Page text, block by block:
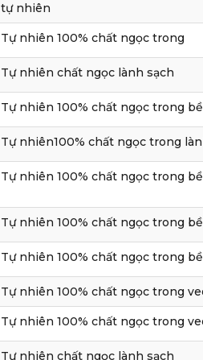
tự nhiên
Tự nhiên 100% chất ngọc trong
Tự nhiên chất ngọc lành sạch
Tự nhiên 100% chất ngọc trong
Tự nhiên100% chất ngọc trong
Tự nhiên 100% chất ngọc trong
Tự nhiên 100% chất ngọc trong
Tự nhiên 100% chất ngọc trong
Tự nhiên 100% chất ngọc trong
Tự nhiên 100% chất ngọc trong
Tự nhiên chất ngọc lành sạch